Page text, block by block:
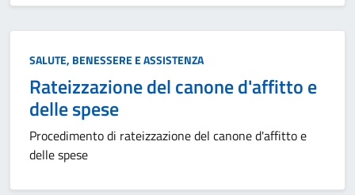
Categoria:
SALUTE, BENESSERE E ASSISTENZA
Rateizzazione del canone d'affitto e
delle spese
Procedimento di rateizzazione del canone d'affitto e
delle spese